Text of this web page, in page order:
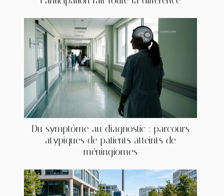
Du symptôme au diagnostic : parcours
atypiques de patients atteints de
méningiomes